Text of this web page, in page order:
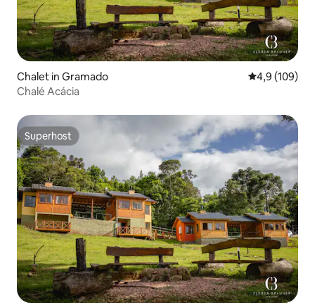
Chalet in Gramado
4,9 (109)
Chalé Acácia
Superhost
Superhost